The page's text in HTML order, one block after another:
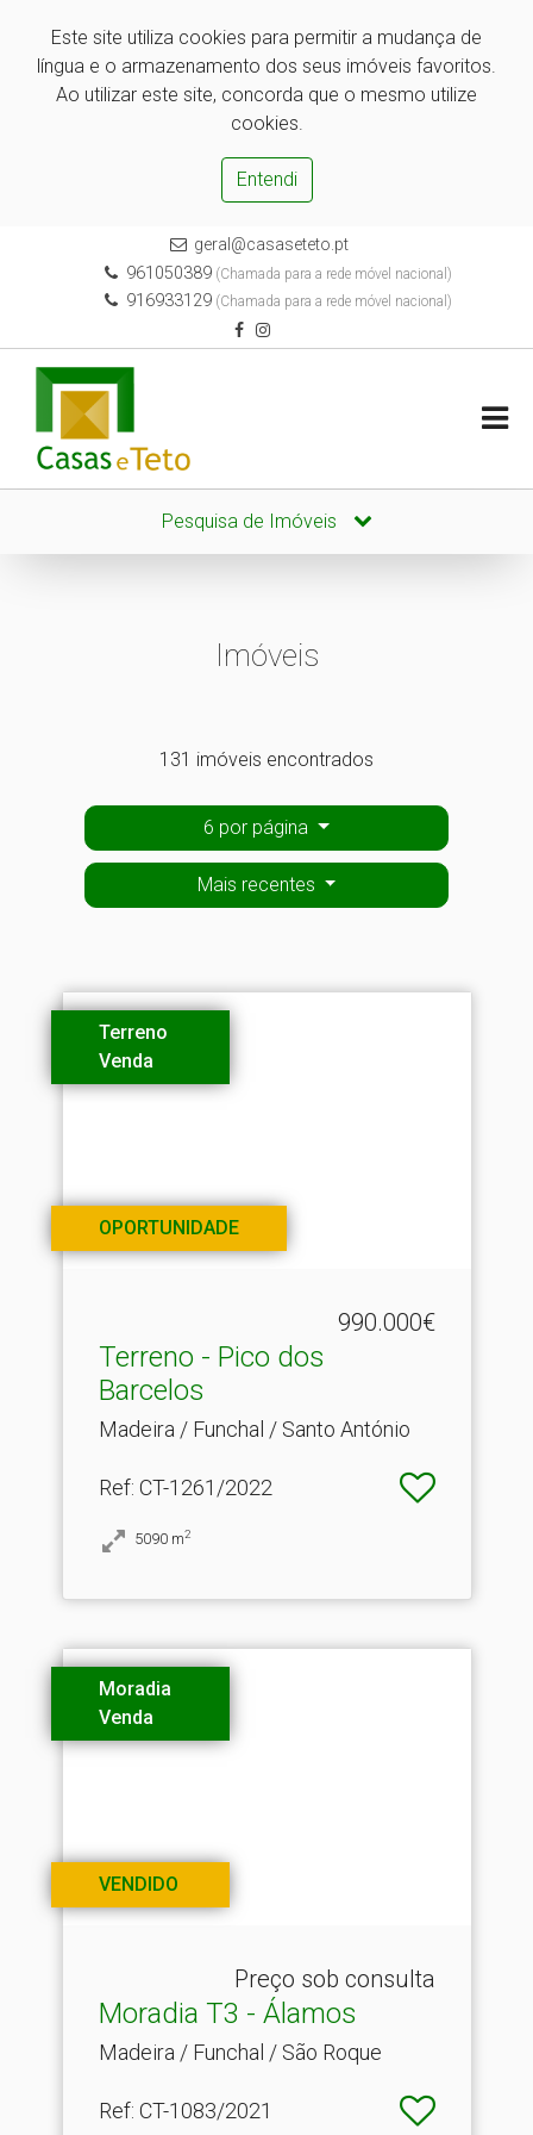
Este site utiliza cookies para permitir a mudança de
língua e o armazenamento dos seus imóveis favoritos.
Ao utilizar este site, concorda que o mesmo utilize
cookies.
Entendi
geral@casaseteto.pt
961050389 (Chamada para a rede móvel nacional)
916933129 (Chamada para a rede móvel nacional)
Pesquisa de Imóveis
Imóveis
131 imóveis encontrados
6 por página
Mais recentes
Terreno
Venda
OPORTUNIDADE
990.000€
Terreno - Pico dos
Barcelos
Madeira / Funchal / Santo António
Ref: CT-1261/2022
5090 m2
Moradia
Venda
VENDIDO
Preço sob consulta
Moradia T3 - Álamos
Madeira / Funchal / São Roque
Ref: CT-1083/2021